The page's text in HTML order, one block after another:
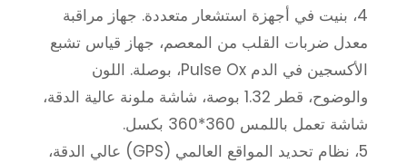
4، بنيت في أجهزة استشعار متعددة. جهاز مراقبة
معدل ضربات القلب من المعصم، جهاز قياس تشبع
الأكسجين في الدم Pulse Ox، بوصلة. اللون
والوضوح، قطر 1.32 بوصة، شاشة ملونة عالية الدقة،
شاشة تعمل باللمس 360*360 بكسل.
5، نظام تحديد المواقع العالمي (GPS) عالي الدقة،